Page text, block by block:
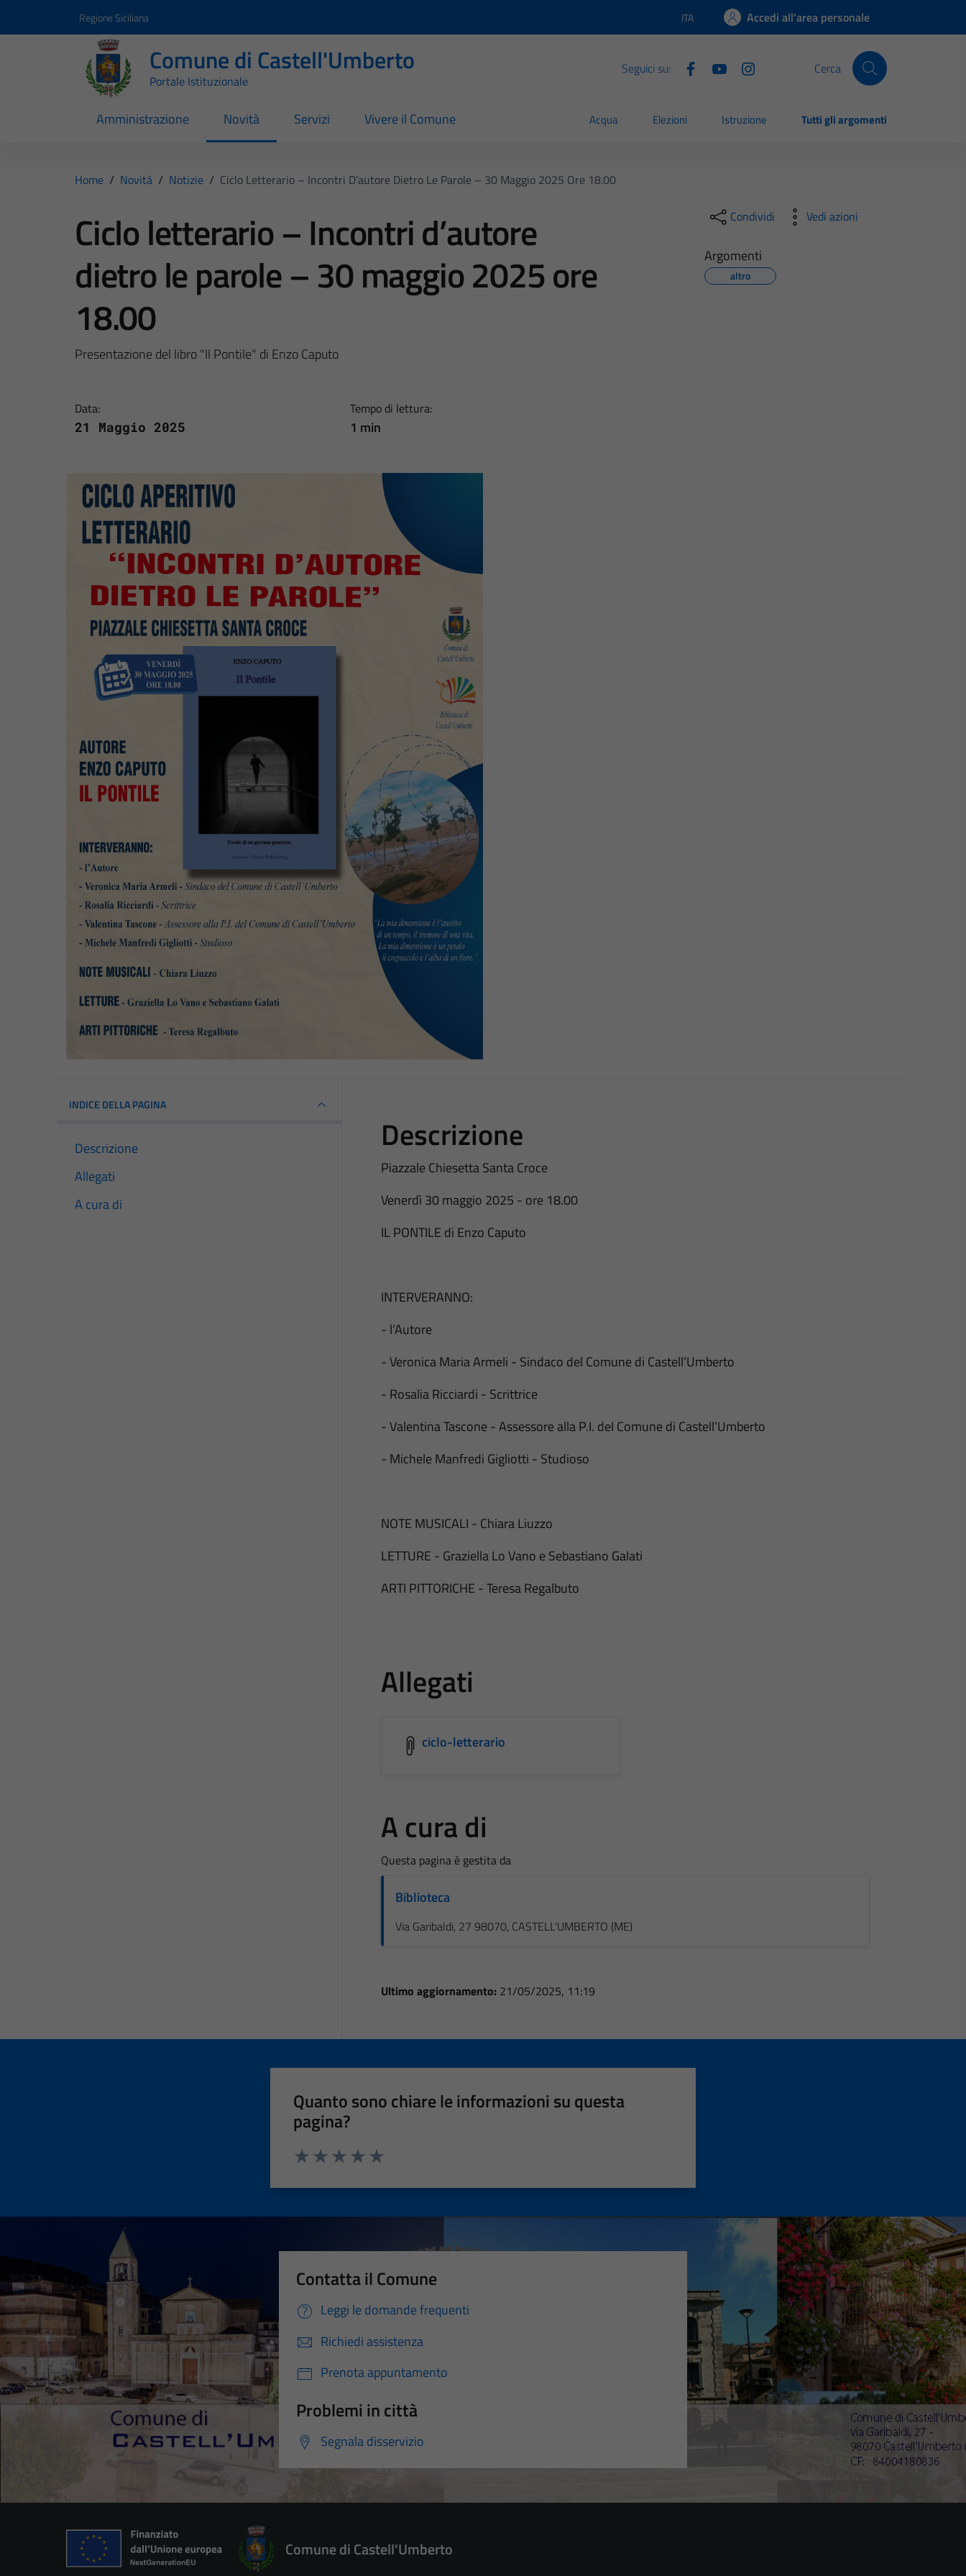
Regione Siciliana Lingua attiva:
ITA Accedi all'area personale
Comune di Castell'Umberto
Portale Istituzionale
Seguici su: Cerca
Amministrazione Novità Servizi Vivere il Comune Acqua Elezioni Istruzione Tutti gli argomenti
Home / Novità / Notizie / Ciclo Letterario – Incontri D’autore Dietro Le Parole – 30 Maggio 2025 Ore 18.00
Ciclo letterario – Incontri d’autore
dietro le parole – 30 maggio 2025 ore
18.00
Presentazione del libro "Il Pontile" di Enzo Caputo
Data:
21 Maggio 2025
Tempo di lettura:
1 min
Condividi Vedi azioni
Argomenti
altro
INDICE DELLA PAGINA
Descrizione
Allegati
A cura di
Descrizione
Piazzale Chiesetta Santa Croce
Venerdì 30 maggio 2025 - ore 18.00
IL PONTILE di Enzo Caputo
INTERVERANNO:
- l’Autore
- Veronica Maria Armeli - Sindaco del Comune di Castell’Umberto
- Rosalia Ricciardi - Scrittrice
- Valentina Tascone - Assessore alla P.I. del Comune di Castell’Umberto
- Michele Manfredi Gigliotti - Studioso
NOTE MUSICALI - Chiara Liuzzo
LETTURE - Graziella Lo Vano e Sebastiano Galati
ARTI PITTORICHE - Teresa Regalbuto
Allegati
ciclo-letterario
A cura di
Questa pagina è gestita da
Biblioteca
Via Garibaldi, 27 98070, CASTELL'UMBERTO (ME)
Ultimo aggiornamento: 21/05/2025, 11:19
Quanto sono chiare le informazioni su questa
pagina?
Contatta il Comune
Leggi le domande frequenti
Richiedi assistenza
Prenota appuntamento
Problemi in città
Segnala disservizio
Comune di Castell'Umberto